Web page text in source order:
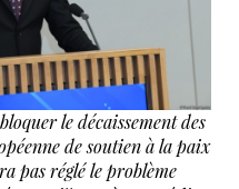
le décaissement des
de soutien à la paix
pas réglé le problème